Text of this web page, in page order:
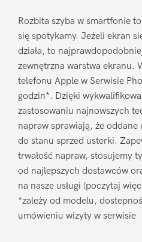
Rozbita szyba w smartfonie
się spotykamy. Jeżeli ekran
działa, to
zewnętrzna warstwa ekranu.
telefonu Apple w Serwisie
godzin*. Dzięki
zastosowaniu najnowszych
napraw sprawiają, że oddane
do stanu sprzed usterki.
trwałość napraw, stosujemy
od najlepszych dostawców
na nasze usługi (poczytaj
*zależy od modelu,
umówieniu wizyty w serwisie